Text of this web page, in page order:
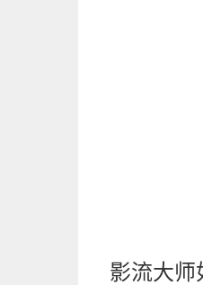
影流大师